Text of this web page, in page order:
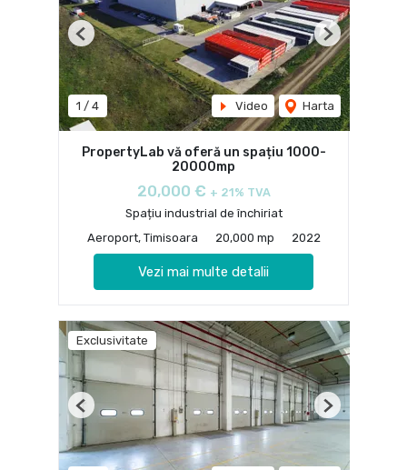
1 / 4 Video Harta
Previous Next
PropertyLab vă oferă un spațiu 1000-
20000mp
20,000 € + 21% TVA
Spațiu industrial de închiriat
Aeroport, Timisoara
20,000 mp 2022
Vezi mai multe detalii
Exclusivitate
Previous Next